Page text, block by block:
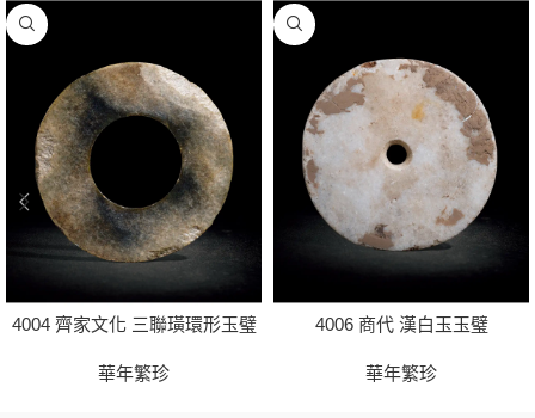
4004 齊家文化 三聯璜環形玉璧
華年繁珍
4006 商代 漢白玉玉璧
華年繁珍